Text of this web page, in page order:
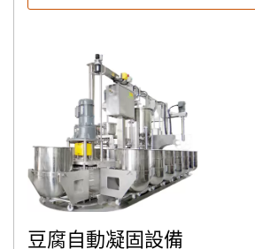
可加裝自動攪拌器，使豆奶、濃湯烹
調過程避免沉積而燒焦，溫度可設
定，自動控溫,可偵測到達設定溫度值
後，機台自動保持為小火保溫狀態，
警鈴響起，按壓警鈴(示)開關將警鈴解
除。(當鍋內偵測溫度與設定溫度值低
豆腐自動凝固設備